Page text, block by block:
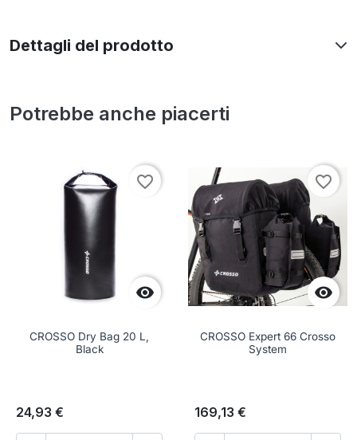
Dettagli del prodotto
Potrebbe anche piacerti

favorite_border
CROSSO Dry Bag 20 L,
Black
24,93 €

favorite_border
CROSSO Expert 66 Crosso
System
169,13 €